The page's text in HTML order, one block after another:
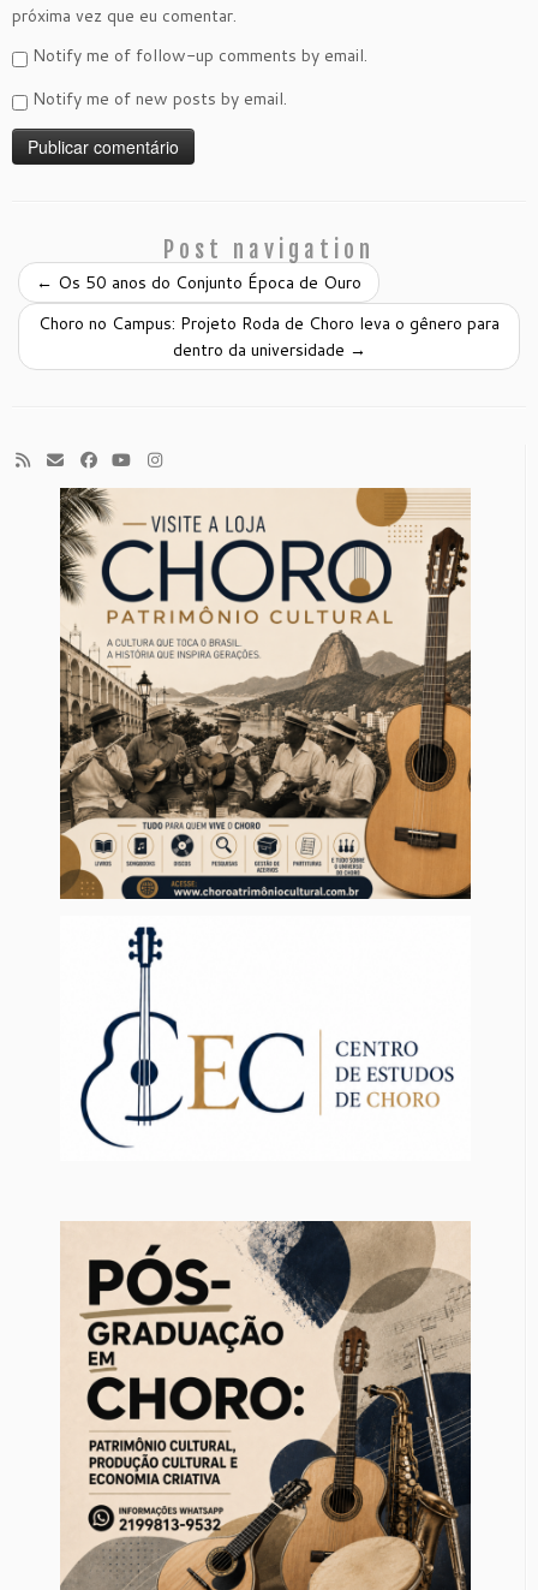
próxima vez que eu comentar.
Notify me of follow-up comments by email.
Notify me of new posts by email.
Post navigation
← Os 50 anos do Conjunto Época de Ouro
Choro no Campus: Projeto Roda de Choro leva o gênero para
dentro da universidade →